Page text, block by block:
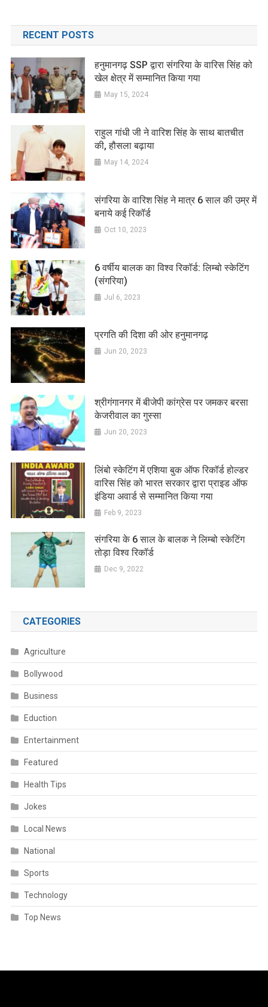
RECENT POSTS
हनुमानगढ़ SSP द्वारा संगरिया के वारिस सिंह को
खेल क्षेत्र में सम्मानित किया गया
May 15, 2024
राहुल गांधी जी ने वारिश सिंह के साथ बातचीत
की, हौसला बढ़ाया
May 14, 2024
संगरिया के वारिश सिंह ने मात्र 6 साल की उम्र में
बनाये कई रिकॉर्ड
Oct 10, 2023
6 वर्षीय बालक का विश्व रिकॉर्ड: लिम्बो स्केटिंग
(संगरिया)
Jul 6, 2023
प्रगति की दिशा की ओर हनुमानगढ़
Jun 20, 2023
श्रीगंगानगर में बीजेपी कांग्रेस पर जमकर बरसा
केजरीवाल का गुस्सा
Jun 20, 2023
लिंबो स्केटिंग में एशिया बुक ऑफ रिकॉर्ड होल्डर
वारिस सिंह को भारत सरकार द्वारा प्राइड ऑफ
इंडिया अवार्ड से सम्मानित किया गया
Feb 9, 2023
संगरिया के 6 साल के बालक ने लिम्बो स्केटिंग
तोड़ा विश्व रिकॉर्ड
Dec 9, 2022
CATEGORIES
Agriculture
Bollywood
Business
Eduction
Entertainment
Featured
Health Tips
Jokes
Local News
National
Sports
Technology
Top News